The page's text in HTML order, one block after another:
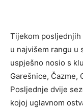
Tijekom
u najvišem rangu u
uspješno nosio s
Garešnice, Čazme,
Posljednje dvije
kojoj uglavnom